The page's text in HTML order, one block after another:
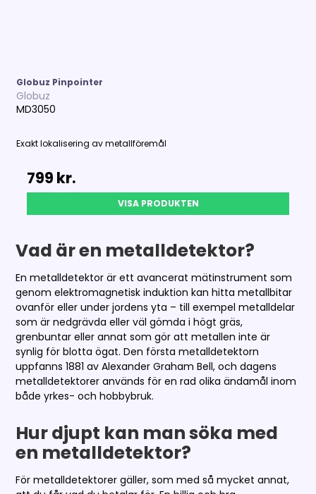
Globuz Pinpointer
Globuz
MD3050
Exakt lokalisering av metallföremål
799 kr.
VISA PRODUKTEN
Vad är en metalldetektor?
En metalldetektor är ett avancerat mätinstrument som
genom elektromagnetisk induktion kan hitta metallbitar
ovanför eller under jordens yta – till exempel metalldelar
som är nedgrävda eller väl gömda i högt gräs,
grenbuntar eller annat som gör att metallen inte är
synlig för blotta ögat. Den första metalldetektorn
uppfanns 1881 av Alexander Graham Bell, och dagens
metalldetektorer används för en rad olika ändamål inom
både yrkes- och hobbybruk.
Hur djupt kan man söka med
en metalldetektor?
För metalldetektorer gäller, som med så mycket annat,